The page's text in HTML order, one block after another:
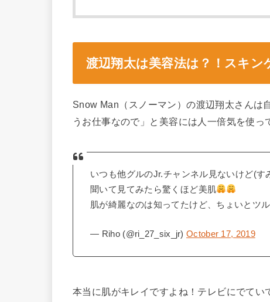
渡辺翔太は美容法は？！スキン
Snow Man（スノーマン）の渡辺翔太さんは
うお仕事なので」と美容には人一倍気を使っ
いつも他グルのJr.チャンネル見ないけど(
聞いて見てみたら驚くほど美肌
肌が綺麗なのは知ってたけど、ちょいとツ
— Riho (@ri_27_six_jr)October 17, 2019
本当に肌がキレイですよね！テレビにでてい